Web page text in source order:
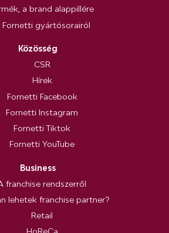
a brand alappillére
Fornetti gyártósorairól
Közösség
CSR
Hírek
Fornetti Facebook
Fornetti Instagram
Fornetti Tiktok
Fornetti YouTube
Business
franchise rendszerről
lehetek franchise partner?
Retail